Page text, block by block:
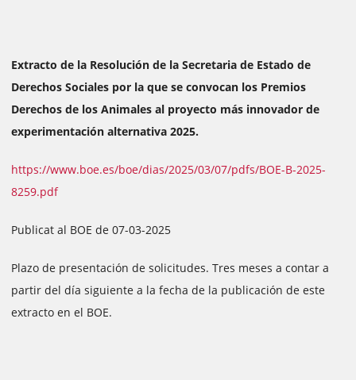
Extracto de la Resolución de la Secretaria de Estado de
Derechos Sociales por la que se convocan los Premios
Derechos de los Animales al proyecto más innovador de
experimentación alternativa 2025.
https://www.boe.es/boe/dias/2025/03/07/pdfs/BOE-B-2025-
8259.pdf
Publicat al BOE de 07-03-2025
Plazo de presentación de solicitudes. Tres meses a contar a
partir del día siguiente a la fecha de la publicación de este
extracto en el BOE.